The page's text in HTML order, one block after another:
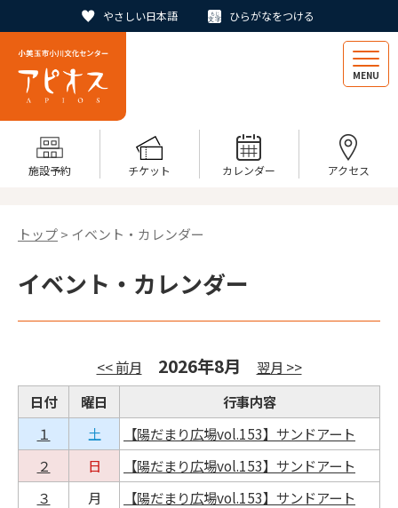
やさしい日本語 ひらがなをつける
MENU
施設予約 チケット カレンダー アクセス
トップ> イベント・カレンダー
イベント・カレンダー
<< 前月 2026年8月
翌月 >>
日付
曜日
行事内容
１
土
【陽だまり広場vol.153】サンドアート
２
日
【陽だまり広場vol.153】サンドアート
３
月
【陽だまり広場vol.153】サンドアート